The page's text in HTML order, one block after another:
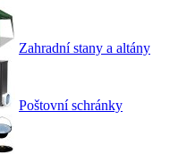
Zahradní stany a altány
Poštovní schránky